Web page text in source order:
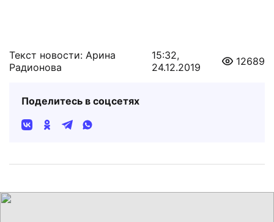
Текст новости: Арина
Радионова
15:32,
24.12.2019
12689
Поделитесь в соцсетях